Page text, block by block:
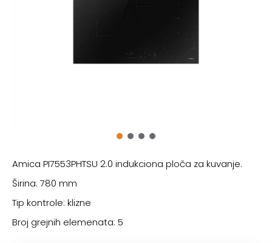
Amica PI7553PHTSU 2.0 indukciona ploča za kuvanje.
Širina: 780 mm
Tip kontrole: klizne
Broj grejnih elemenata: 5